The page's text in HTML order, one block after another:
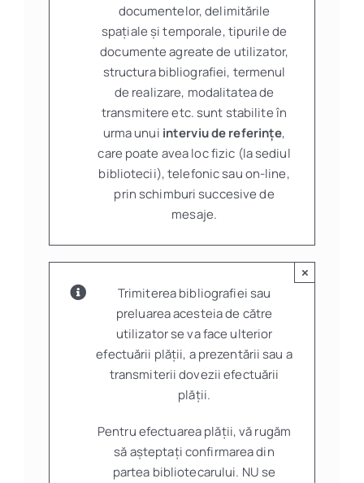
documentelor, delimitările
spațiale și temporale, tipurile de
documente agreate de utilizator,
structura bibliografiei, termenul
de realizare, modalitatea de
transmitere etc. sunt stabilite în
urma unui interviu de referințe,
care poate avea loc fizic (la sediul
bibliotecii), telefonic sau on-line,
prin schimburi succesive de
mesaje.
Trimiterea bibliografiei sau
preluarea acesteia de către
utilizator se va face ulterior
efectuării plății, a prezentării sau a
transmiterii dovezii efectuării
plății.
Pentru efectuarea plății, vă rugăm
să așteptați confirmarea din
partea bibliotecarului. NU se
×